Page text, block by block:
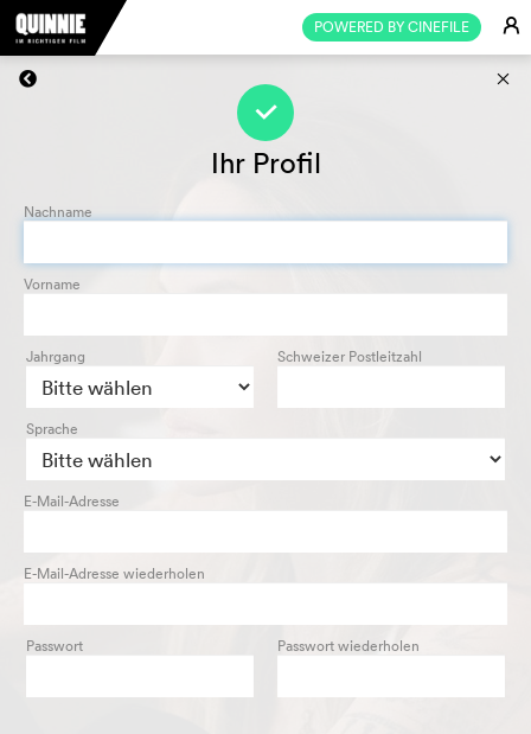
POWERED BY CINEFILE E
f
Ihr Profil
Nachname
Vorname
Jahrgang Schweizer Postleitzahl
Sprache
E-Mail-Adresse
E-Mail-Adresse wiederholen
Passwort Passwort wiederholen
s